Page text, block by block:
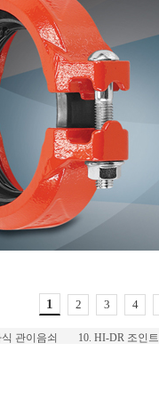
1 2 3 4
관이음쇠 10. HI-DR 조인트